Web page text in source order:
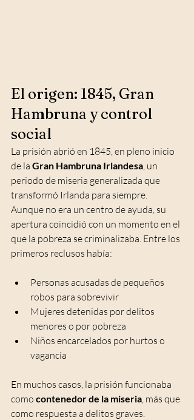
El origen: 1845, Gran
Hambruna y control
social
La prisión abrió en 1845, en pleno inicio
de la Gran Hambruna Irlandesa , un
periodo de miseria generalizada que
transformó Irlanda para siempre.
Aunque no era un centro de ayuda, su
apertura coincidió con un momento en el
que la pobreza se criminalizaba. Entre los
primeros reclusos había:
Personas acusadas de pequeños
robos para sobrevivir
Mujeres detenidas por delitos
menores o por pobreza
Niños encarcelados por hurtos o
vagancia
En muchos casos, la prisión funcionaba
como contenedor de la miseria , más que
como respuesta a delitos graves.